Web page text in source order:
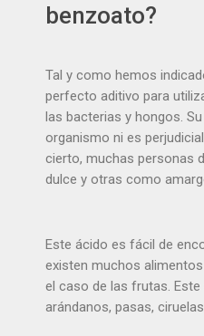
benzoato?
Tal y como hemos
perfecto aditivo para
las bacterias y hongos.
organismo ni es
cierto, muchas personas
dulce y otras como
Este ácido es fácil de
existen muchos
el caso de las frutas.
arándanos, pasas,